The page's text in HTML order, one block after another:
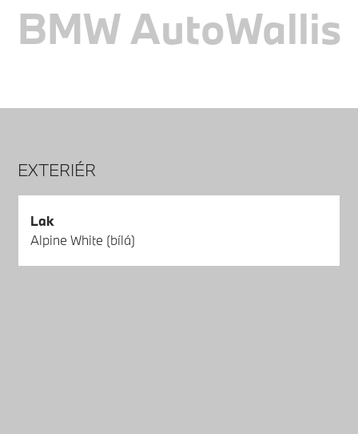
BMW AutoWallis
EXTERIÉR
Lak
Alpine White (bílá)